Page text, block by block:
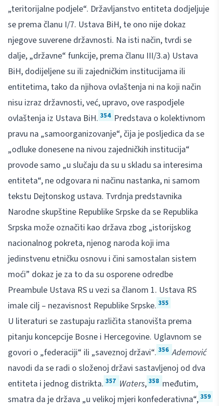
„teritorijalne podjele“. Državljanstvo entiteta dodjeljuje
se prema članu I/7. Ustava BiH, te ono nije dokaz
njegove suverene državnosti. Na isti način, tvrdi se
dalje, „državne“ funkcije, prema članu III/3.a) Ustava
BiH, dodijeljene su ili zajedničkim institucijama ili
entitetima, tako da njihova ovlaštenja ni na koji način
nisu izraz državnosti, već, upravo, ove raspodjele
ovlaštenja iz Ustava BiH. 354 Predstava o kolektivnom
pravu na „samoorganizovanje“, čija je posljedica da se
„odluke donesene na nivou zajedničkih institucija“
provode samo „u slučaju da su u skladu sa interesima
entiteta“, ne odgovara ni načinu nastanka, ni samom
tekstu Dejtonskog ustava. Tvrdnja predstavnika
Narodne skupštine Republike Srpske da se Republika
Srpska može označiti kao država zbog „istorijskog
nacionalnog pokreta, njenog naroda koji ima
jedinstvenu etničku osnovu i čini samostalan sistem
moći” dokaz je za to da su osporene odredbe
Preambule Ustava RS u vezi sa članom 1. Ustava RS
imale cilj – nezavisnost Republike Srpske. 355
U literaturi se zastupaju različita stanovišta prema
pitanju koncepcije Bosne i Hercegovine. Uglavnom se
govori o „federaciji“ ili „saveznoj državi“. 356 Ademović
navodi da se radi o složenoj državi sastavljenoj od dva
entiteta i jednog distrikta. 357 Waters, 358 međutim,
smatra da je država „u velikoj mjeri konfederativna“, 359